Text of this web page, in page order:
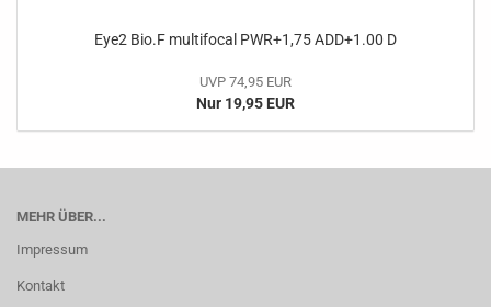
Eye2 Bio.F multifocal PWR+1,75 ADD+1.00 D
UVP 74,95 EUR
Nur 19,95 EUR
MEHR ÜBER...
Impressum
Kontakt